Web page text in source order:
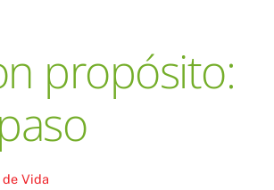
propósito:
Vida